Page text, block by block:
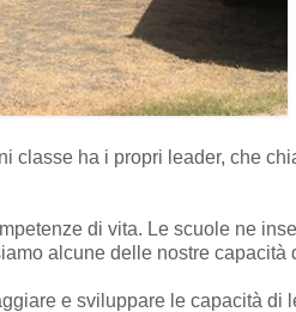
classe ha i propri leader, che
di vita. Le scuole ne
alcune delle nostre
e sviluppare le capacità di